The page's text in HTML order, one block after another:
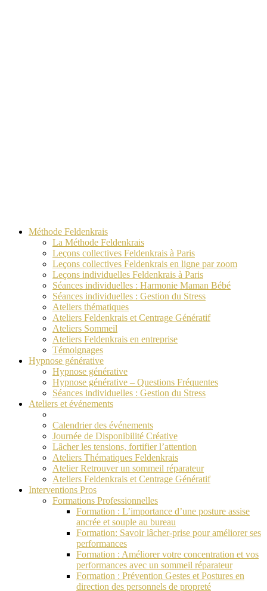
Méthode Feldenkrais
La Méthode Feldenkrais
Leçons collectives Feldenkrais à Paris
Leçons collectives Feldenkrais en ligne par zoom
Leçons individuelles Feldenkrais à Paris
Séances individuelles : Harmonie Maman Bébé
Séances individuelles : Gestion du Stress
Ateliers thématiques
Ateliers Feldenkrais et Centrage Génératif
Ateliers Sommeil
Ateliers Feldenkrais en entreprise
Témoignages
Hypnose générative
Hypnose générative
Hypnose générative – Questions Fréquentes
Séances individuelles : Gestion du Stress
Ateliers et événements
Calendrier des événements
Journée de Disponibilité Créative
Lâcher les tensions, fortifier l’attention
Ateliers Thématiques Feldenkrais
Atelier Retrouver un sommeil réparateur
Ateliers Feldenkrais et Centrage Génératif
Interventions Pros
Formations Professionnelles
Formation : L’importance d’une posture assise
ancrée et souple au bureau
Formation: Savoir lâcher-prise pour améliorer ses
performances
Formation : Améliorer votre concentration et vos
performances avec un sommeil réparateur
Formation : Prévention Gestes et Postures en
direction des personnels de propreté